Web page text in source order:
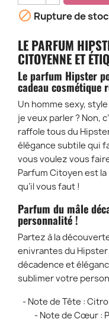
 Rupture de
LE PARFUM
CITOYENNE ET
Le parfum Hipster
cadeau cosmétique
Un homme sexy,
je veux parler ? Non,
raffole tous du
élégance subtile qui
vous voulez vous
Parfum Citoyen est
qu’il vous faut !
Parfum du mâle
personnalité !
Partez à la
enivrantes du
décadence et
sublimer votre
- Note de Tête :
- Note de Cœur :